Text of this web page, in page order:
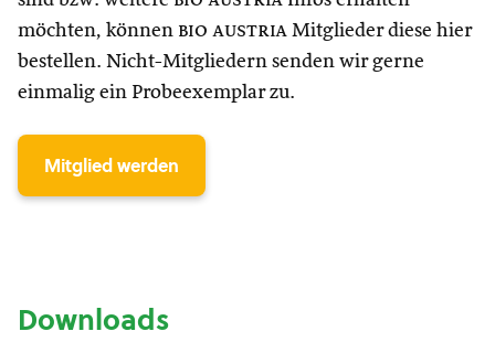
möchten, können bio austria Mitglieder diese hier
bestellen. Nicht-Mitgliedern senden wir gerne
einmalig ein Probeexemplar zu.
Mitglied werden
Downloads